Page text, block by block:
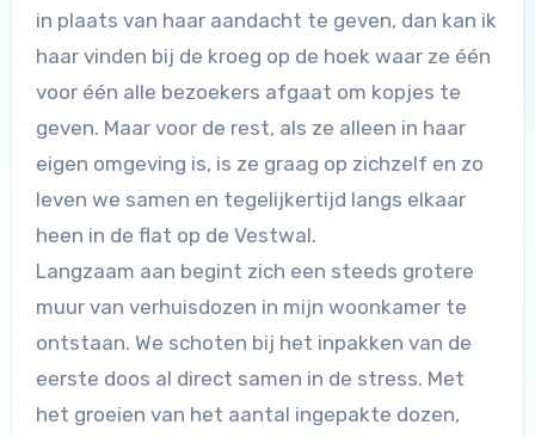
in plaats van haar aandacht te geven, dan kan ik
haar vinden bij de kroeg op de hoek waar ze één
voor één alle bezoekers afgaat om kopjes te
geven. Maar voor de rest, als ze alleen in haar
eigen omgeving is, is ze graag op zichzelf en zo
leven we samen en tegelijkertijd langs elkaar
heen in de flat op de Vestwal.
Langzaam aan begint zich een steeds grotere
muur van verhuisdozen in mijn woonkamer te
ontstaan. We schoten bij het inpakken van de
eerste doos al direct samen in de stress. Met
het groeien van het aantal ingepakte dozen,